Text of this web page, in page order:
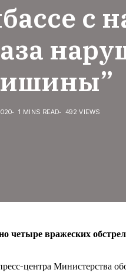
с
1 MINS READ 492 VIEWS
четыре вражеских
центра Министерства